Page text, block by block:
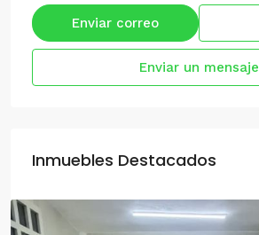
Enviar correo
Enviar un mensaje
Inmuebles Destacados